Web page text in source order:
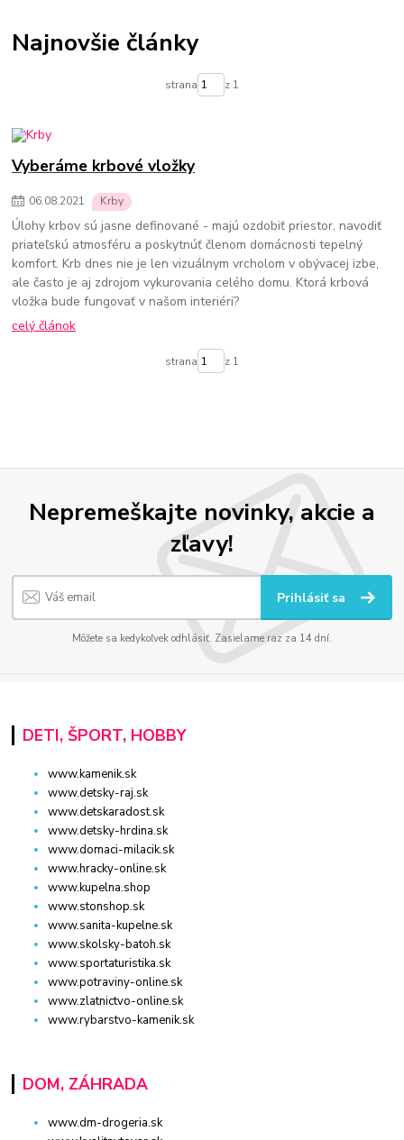
Skrinky pre rozdelovače podlahového kúrenia
Konvektorové ohrievače
Bojlery
kúpeľňové radiátory
Najnovšie články
strana z 1
Vyberáme krbové vložky
06.08.2021 Krby
Úlohy krbov sú jasne definované - majú ozdobiť priestor, navodiť
priateľskú atmosféru a poskytnúť členom domácnosti tepelný
komfort. Krb dnes nie je len vizuálnym vrcholom v obývacej izbe,
ale často je aj zdrojom vykurovania celého domu. Ktorá krbová
vložka bude fungovať v našom interiéri?
celý článok
strana z 1
Nepremeškajte novinky, akcie a
zľavy!
Prihlásiť sa
Môžete sa kedykoľvek odhlásiť. Zasielame raz za 14 dní.
DETI, ŠPORT, HOBBY
www.kamenik.sk
www.detsky-raj.sk
www.detskaradost.sk
www.detsky-hrdina.sk
www.domaci-milacik.sk
www.hracky-online.sk
www.kupelna.shop
www.stonshop.sk
www.sanita-kupelne.sk
www.skolsky-batoh.sk
www.sportaturistika.sk
www.potraviny-online.sk
www.zlatnictvo-online.sk
www.rybarstvo-kamenik.sk
DOM, ZÁHRADA
www.dm-drogeria.sk